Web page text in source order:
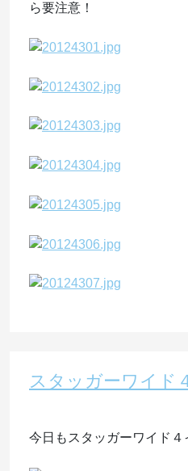
ら要注意！
スタッガーワイド
今日もスタッガーワイド４